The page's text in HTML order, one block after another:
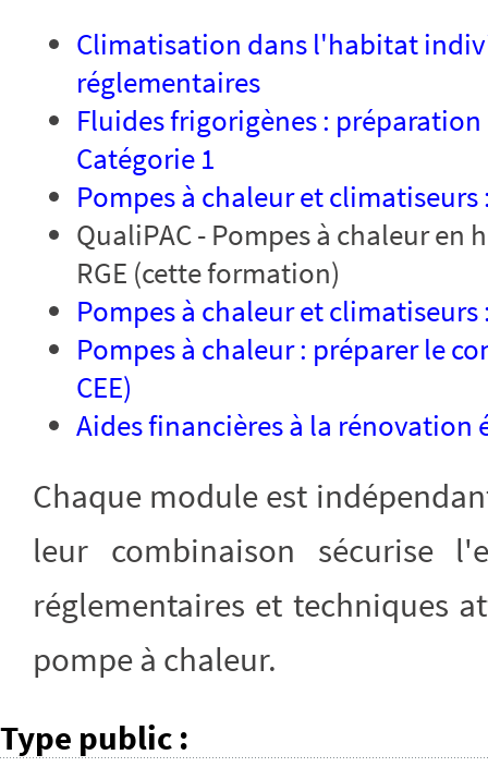
Climatisation dans l'habitat
réglementaires
Fluides frigorigènes :
Catégorie 1
Pompes à chaleur et climatiseurs
QualiPAC - Pompes à chaleur
RGE (cette formation)
Pompes à chaleur et
Pompes à chaleur : préparer le
CEE)
Aides financières à la rénovation
Chaque module est
leur combinaison sécurise
réglementaires et techniques
pompe à chaleur.
Type public :